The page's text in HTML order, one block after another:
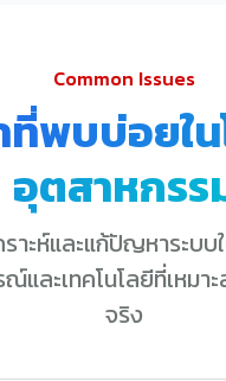
Common Issues
พบบ่อยใน
อุตสาหกรร
ราะห์และแก้ปัญหาระบบ
และเทคโนโลยีที่เหมา
จริง